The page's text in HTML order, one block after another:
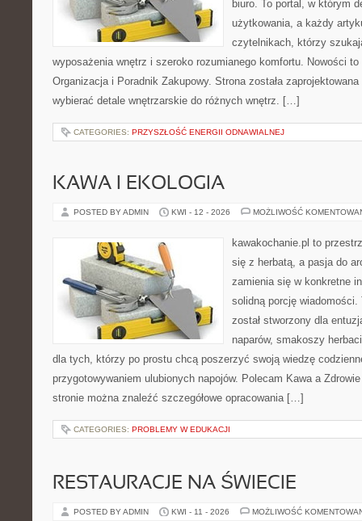
biuro. To portal, w którym
użytkowania, a każdy
czytelnikach, którzy
wyposażenia wnętrz i szeroko rozumianego komfortu. Nowości
Organizacja i Poradnik Zakupowy. Strona została
wybierać detale wnętrzarskie do różnych wnętrz. […]
CATEGORIES: PRZYSZŁOŚĆ ENERGII ODNAWIALNEJ
KAWA I EKOLOGIA
POSTED BY ADMIN KWI - 12 - 2026 MOŻLIWOŚĆ
kawakochanie.pl to
się z herbatą, a pasja do
zamienia się w konkretne
solidną porcję
został stworzony dla
naparów, smakoszy
dla tych, którzy po prostu chcą poszerzyć swoją wiedzę
przygotowywaniem ulubionych napojów. Polecam Kawa a
stronie można znaleźć szczegółowe opracowania […]
CATEGORIES: PROBLEMY W EDUKACJI
RESTAURACJE NA ŚWIECIE
POSTED BY ADMIN KWI - 11 - 2026 MOŻLIWOŚĆ